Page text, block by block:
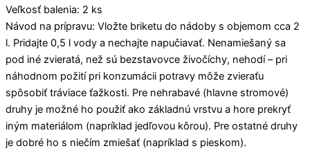
Veľkosť balenia: 2 ks
Návod na prípravu: Vložte briketu do nádoby s objemom cca 2
l. Pridajte 0,5 l vody a nechajte napučiavať. Nenamiešaný sa
pod iné zvieratá, než sú bezstavovce živočíchy, nehodí – pri
náhodnom požití pri konzumácii potravy môže zvieraťu
spôsobiť tráviace ťažkosti. Pre nehrabavé (hlavne stromové)
druhy je možné ho použiť ako základnú vrstvu a hore prekryť
iným materiálom (napríklad jedľovou kôrou). Pre ostatné druhy
je dobré ho s niečím zmiešať (napríklad s pieskom).